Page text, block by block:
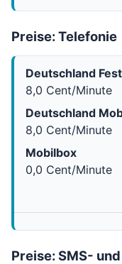
Preise: Telefonie
Deutschland
8,0 Cent/Minute
Deutschland
8,0 Cent/Minute
Mobilbox
0,0 Cent/Minute
Preise: SMS-